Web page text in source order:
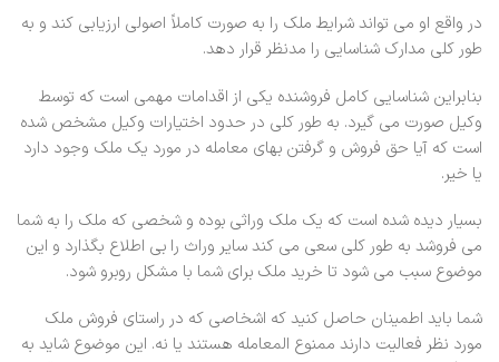
در واقع او می تواند شرایط ملک را به صورت کاملاً اصولی ارزیابی کند و به
طور کلی مدارک شناسایی را مدنظر قرار دهد.
بنابراین شناسایی کامل فروشنده یکی از اقدامات مهمی است که توسط
وکیل صورت می گیرد. به طور کلی در حدود اختیارات وکیل مشخص شده
است که آیا حق فروش و گرفتن بهای معامله در مورد یک ملک وجود دارد
یا خیر.
بسیار دیده شده است که یک ملک وراثی بوده و شخصی که ملک را به شما
می فروشد به طور کلی سعی می کند سایر وراث را بی اطلاع بگذارد و این
موضوع سبب می شود تا خرید ملک برای شما با مشکل روبرو شود.
شما باید اطمینان حاصل کنید که اشخاصی که در راستای فروش ملک
مورد نظر فعالیت دارند ممنوع المعامله هستند یا نه. این موضوع شاید به